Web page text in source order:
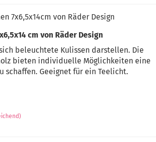
7x6,5x14cm von Räder Design
cm von Räder Design
beleuchtete Kulissen darstellen. Die
bieten individuelle Möglichkeiten eine
schaffen. Geeignet für ein Teelicht.